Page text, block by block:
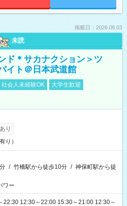
掲載日：2026.08.03
未読
ド＊サカナクション＞ツ
イト＠日本武道館
社会人未経験OK
大学生歓迎
り
り）
/ 竹橋駅から徒歩10分 / 神保町駅から徒
ワー
22:30 12:30～22:00 15:30～21:00 12:30～